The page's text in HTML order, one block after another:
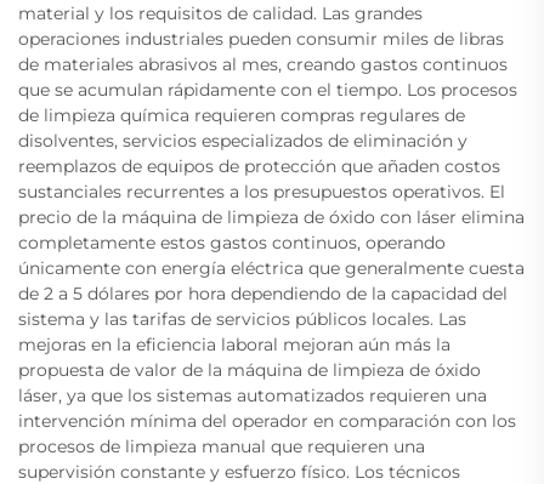
material y los requisitos de calidad. Las grandes
operaciones industriales pueden consumir miles de libras
de materiales abrasivos al mes, creando gastos continuos
que se acumulan rápidamente con el tiempo. Los procesos
de limpieza química requieren compras regulares de
disolventes, servicios especializados de eliminación y
reemplazos de equipos de protección que añaden costos
sustanciales recurrentes a los presupuestos operativos. El
precio de la máquina de limpieza de óxido con láser elimina
completamente estos gastos continuos, operando
únicamente con energía eléctrica que generalmente cuesta
de 2 a 5 dólares por hora dependiendo de la capacidad del
sistema y las tarifas de servicios públicos locales. Las
mejoras en la eficiencia laboral mejoran aún más la
propuesta de valor de la máquina de limpieza de óxido
láser, ya que los sistemas automatizados requieren una
intervención mínima del operador en comparación con los
procesos de limpieza manual que requieren una
supervisión constante y esfuerzo físico. Los técnicos